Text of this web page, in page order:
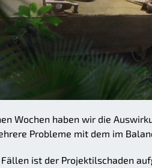
Wochen haben wir die
Probleme mit dem im
ist der Projektilschaden